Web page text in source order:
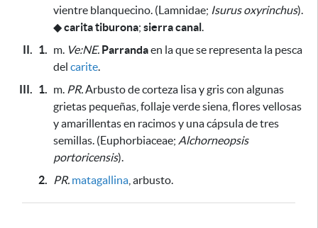
vientre blanquecino. (Lamnidae; Isurus oxyrinchus).
◆carita tiburona; sierra canal.
II. 1. m. Ve:NE. Parrandaen la que se representa la pesca
del carite.
III. 1. m. PR.Arbusto de corteza lisa y gris con algunas
grietas pequeñas, follaje verde siena, flores vellosas
y amarillentas en racimos y una cápsula de tres
semillas. (Euphorbiaceae; Alchorneopsis
portoricensis).
2.
PR. matagallina , arbusto.